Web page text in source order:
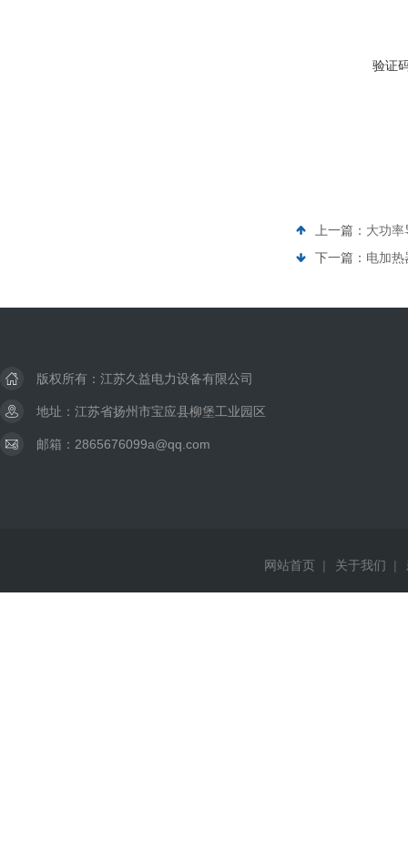
验证
上一篇： 大功率
下一篇： 电加热
版权所有：江苏久益电力设备有限公司
地址：江苏省扬州市宝应县柳堡工业园区
邮箱：2865676099a@qq.com
网站首页 | 关于我们 |